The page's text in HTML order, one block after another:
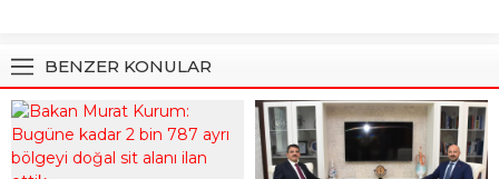
BENZER KONULAR